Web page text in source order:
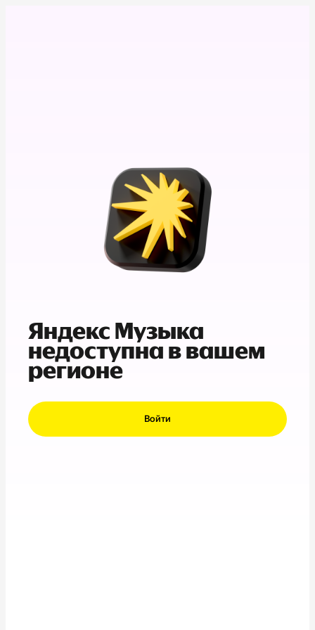
Яндекс Музыка
недоступна в вашем
регионе
Войти